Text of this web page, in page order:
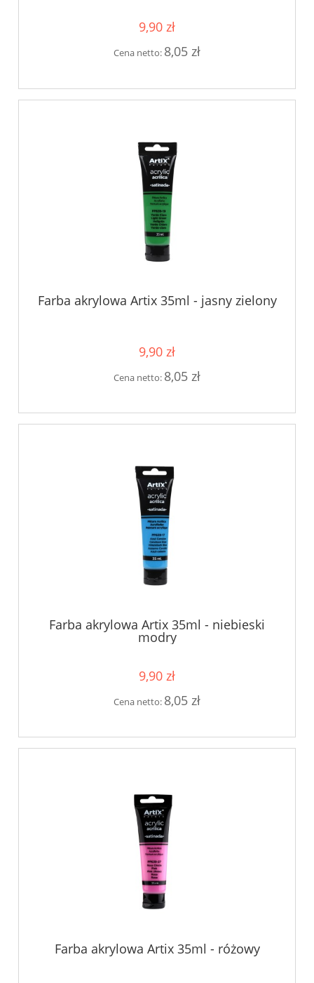
9,90 zł
Cena netto: 8,05 zł
Farba akrylowa Artix 35ml - jasny zielony
9,90 zł
Cena netto: 8,05 zł
Farba akrylowa Artix 35ml - niebieski
modry
9,90 zł
Cena netto: 8,05 zł
Farba akrylowa Artix 35ml - różowy